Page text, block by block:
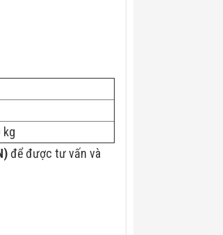
kg
để được tư vấn và